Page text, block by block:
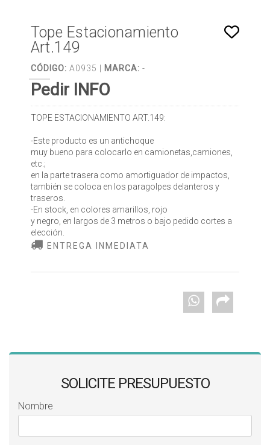
Tope Estacionamiento
Art.149
CÓDIGO: A0935 | MARCA: -
Pedir INFO
TOPE ESTACIONAMIENTO ART.149:
-Este producto es un antichoque
muy bueno para colocarlo en camionetas,camiones,
etc.;
en la parte trasera como amortiguador de impactos,
también se coloca en los paragolpes delanteros y
traseros.
-En stock, en colores amarillos, rojo
y negro, en largos de 3 metros o bajo pedido cortes a
elección.
ENTREGA INMEDIATA
SOLICITE PRESUPUESTO
Nombre